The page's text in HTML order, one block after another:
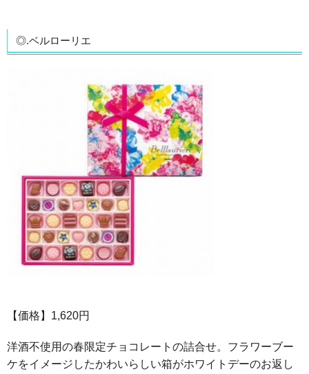
◎.ベルローリエ
【価格】1,620円
洋酒不使用の春限定チョコレートの詰合せ。フラワーブー
ケをイメージしたかわいらしい箱がホワイトデーのお返し